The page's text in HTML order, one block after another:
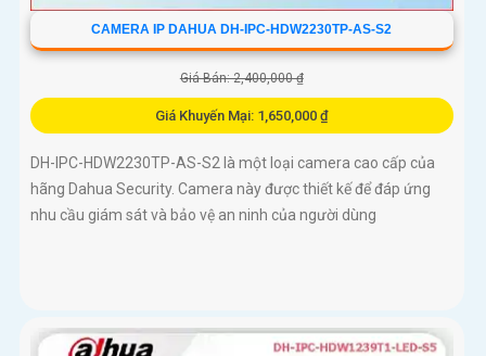
CAMERA IP DAHUA DH-IPC-HDW2230TP-AS-S2
Giá Bán: 2,400,000 ₫
Giá Khuyến Mại: 1,650,000 ₫
DH-IPC-HDW2230TP-AS-S2 là một loại camera cao cấp của
hãng Dahua Security. Camera này được thiết kế để đáp ứng
nhu cầu giám sát và bảo vệ an ninh của người dùng